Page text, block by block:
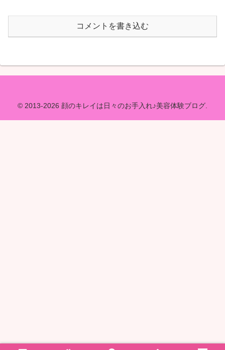
コメントを書き込む
© 2013-2026 顔のキレイは日々のお手入れ♪美容体験ブログ.